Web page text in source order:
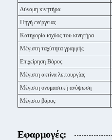
Δύναμη κινητήρα
Πηγή ενέργειας
Κατηγορία ισχύος του κινητήρα
Μέγιστη ταχύτητα γραμμής
Επιχείρηση Βάρος
Μέγιστη ακτίνα λειτουργίας
Μέγιστη ονομαστική ανύψωση
Μέγιστο βάρος
Εφαρμογές: